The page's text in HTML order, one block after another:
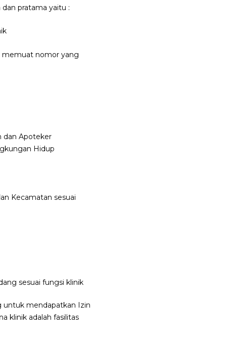
pratama yaitu :
memuat nomor yang
dan Apoteker
Hidup
Kecamatan sesuai
sesuai fungsi klinik
untuk mendapatkan Izin
klinik adalah fasilitas